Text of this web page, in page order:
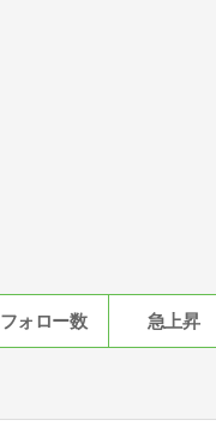
フォロー数 急上昇